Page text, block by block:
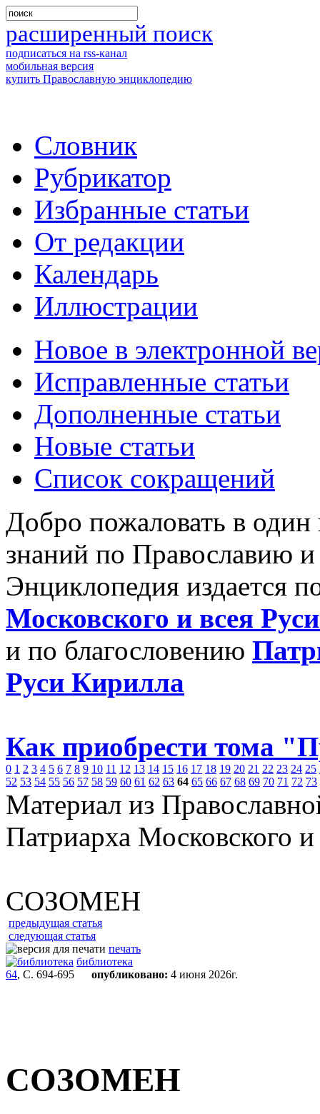
расширенный поиск
подписаться на rss-канал
мобильная версия
купить Православную энциклопедию
Словник
Рубрикатор
Избранные статьи
От редакции
Календарь
Иллюстрации
Новое в электронной
Исправленные статьи
Дополненные статьи
Новые статьи
Список сокращений
Добро пожаловать в
знаний по Православию
Энциклопедия издается
Московского и всея
и по благословению
Руси Кирилла
Как приобрести тома
0 1 2 3 4 5 6 7 8 9 10 11 12 13 14 15 16 17 18 19 20 21 22 23 24 25
52 53 54 55 56 57 58 59 60 61 62 63 64 65 66 67 68 69 70 71 72 73
Материал из
Патриарха Московского
СОЗОМЕН
предыдущая статья
следующая статья
печать
библиотека
64, С. 694-695 опубликовано: 4 июня 2026г.
СОЗОМЕН